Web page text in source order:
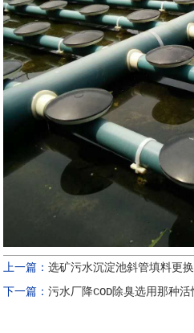
上一篇：选矿污水沉淀池斜管填料更
下一篇：污水厂降COD除臭选用那种